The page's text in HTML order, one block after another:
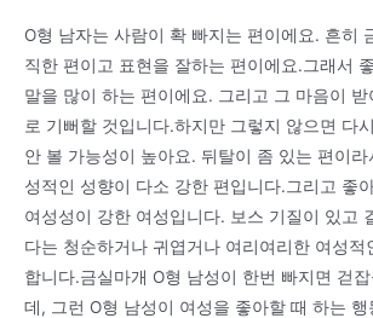
O형 남자는 사람이 확 빠지는 편이에요. 흔히
직한 편이고 표현을 잘하는 편이에요.그래서
말을 많이 하는 편이에요. 그리고 그 마음이 받
로 기뻐할 것입니다.하지만 그렇지 않으면 다
안 볼 가능성이 높아요. 뒤탈이 좀 있는 편이
성적인 성향이 다소 강한 편입니다.그리고 좋
여성성이 강한 여성입니다. 보스 기질이 있고
다는 청순하거나 귀엽거나 여리여리한 여성적
합니다.금실마개 O형 남성이 한번 빠지면 걷
데, 그런 O형 남성이 여성을 좋아할 때 하는